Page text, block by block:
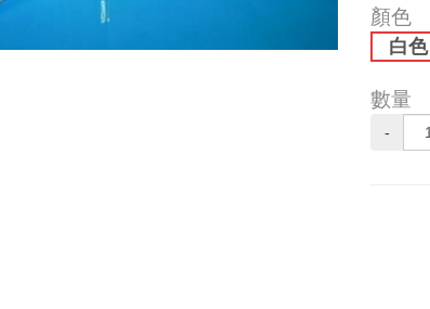
顏色
白色
數量
-